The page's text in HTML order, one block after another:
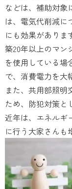
などは、補助対象
は、電気代削減に
にも効果がありま
築20年以上のマン
を使用している場
で、消費電力を大
また、共用部照明
ため、防犯対策と
近年は、エネルギ
に行う大家さんも